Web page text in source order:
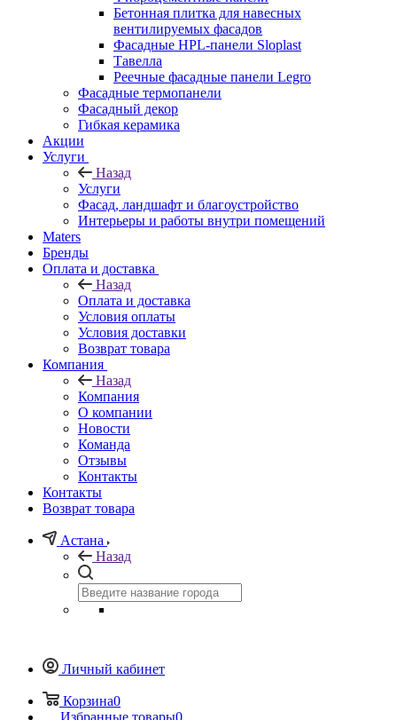
Бетонная плитка для навесных
вентилируемых фасадов
Фасадные HPL-панели Sloplast
Тавелла
Реечные фасадные панели Legro
Фасадные термопанели
Фасадный декор
Гибкая керамика
Акции
Услуги
Назад
Услуги
Фасад, ландшафт и благоустройство
Интерьеры и работы внутри помещений
Maters
Бренды
Оплата и доставка
Назад
Оплата и доставка
Условия оплаты
Условия доставки
Возврат товара
Компания
Назад
Компания
О компании
Новости
Команда
Отзывы
Контакты
Контакты
Возврат товара
Астана
Назад
Личный кабинет
Корзина0
Избранные товары0